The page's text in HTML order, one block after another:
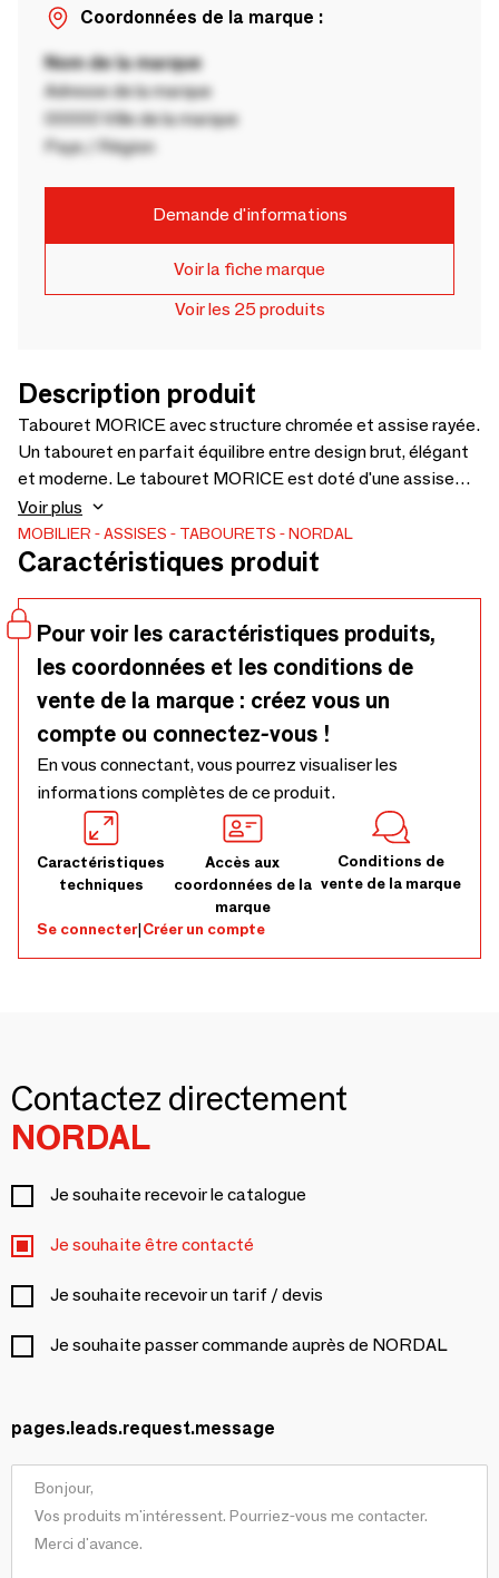
Coordonnées de la marque :
Nom de la marque
Adresse de la marque
00000 Ville de la marque
Pays / Région
Demande d'informations
Voir la fiche marque
Voir les 25 produits
Description produit
Tabouret MORICE avec structure chromée et assise rayée.
Un tabouret en parfait équilibre entre design brut, élégant
et moderne. Le tabouret MORICE est doté d'une assise
magnifiquement tissée à la main dans des tons naturels, où
le motif distinctif crée un look dynamique et accrocheur. La
combinaison de la surface brillante et de l'assise
ajoutant une touche industrielle et chaleureuse au décor.
Utilisez le tabouret comme siège d'appoint ou simplement
comme pièce maîtresse pour ajouter du contraste à
l'espace. Le siège étant tissé à la mai
Voir plus
MOBILIER ASSISES TABOURETS NORDAL
Caractéristiques produit
Pour voir les caractéristiques produits,
les coordonnées et les conditions de
vente de la marque : créez vous un
compte ou connectez-vous !
En vous connectant, vous pourrez visualiser les
informations complètes de ce produit.
Caractéristiques
techniques
Accès aux
coordonnées de la
marque
Conditions de
vente de la marque
Se connecter|Créer un compte
Contactez directement
NORDAL
Je souhaite recevoir le catalogue
Je souhaite être contacté
Je souhaite recevoir un tarif / devis
Je souhaite passer commande auprès de NORDAL
pages.leads.request.message